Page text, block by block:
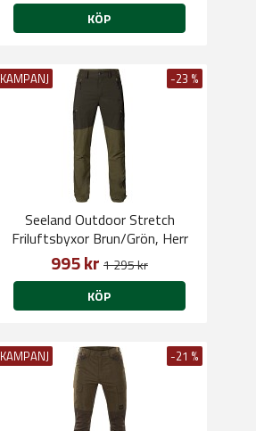
KÖP
KAMPANJ -23 %
Seeland Outdoor Stretch
Friluftsbyxor Brun/Grön, Herr
995 kr 1 295 kr
KÖP
KAMPANJ -21 %